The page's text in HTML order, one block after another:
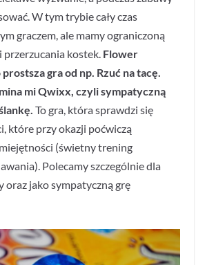
W tym trybie cały czas
graczem, ale mamy ograniczoną
przerzucania kostek. Flower
gra od np. Rzuć na tacę.
mi Qwixx, czyli sympatyczną
To gra, która sprawdzi się
które przy okazji poćwiczą
(świetny trening
Polecamy szczególnie dla
oraz jako sympatyczną grę